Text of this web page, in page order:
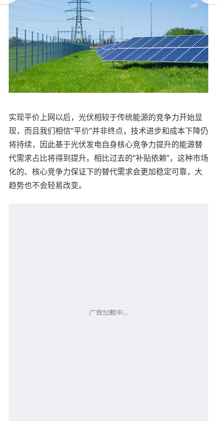
实现平价上网以后，光伏相较于传统能源的竞争力开始显
现，而且我们相信“平价”并非终点，技术进步和成本下降仍
将持续，因此基于光伏发电自身核心竞争力提升的能源替
代需求占比将得到提升。相比过去的“补贴依赖”，这种市场
化的、核心竞争力保证下的替代需求会更加稳定可靠，大
趋势也不会轻易改变。